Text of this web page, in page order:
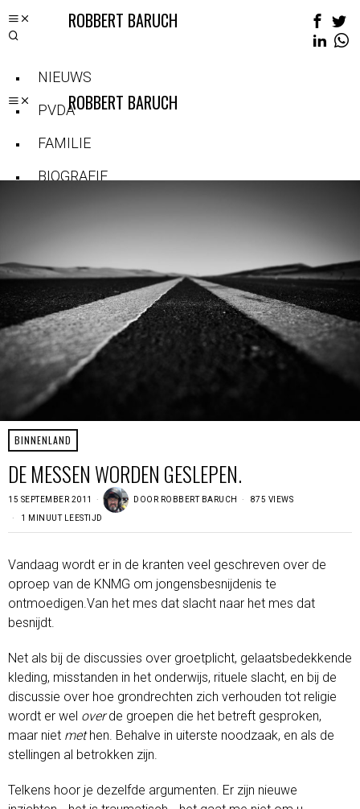
ROBBERT BARUCH
NIEUWS
PVDA
FAMILIE
BIOGRAFIE
ROBBERT BARUCH
BINNENLAND
DE MESSEN WORDEN GESLEPEN.
15 SEPTEMBER 2011 DOOR ROBBERT BARUCH 875 VIEWS
1 MINUUT LEESTIJD
Vandaag wordt er in de kranten veel geschreven over de
oproep van de KNMG om jongensbesnijdenis te
ontmoedigen.Van het mes dat slacht naar het mes dat
besnijdt.
Net als bij de discussies over groetplicht, gelaatsbedekkende
kleding, misstanden in het onderwijs, rituele slacht, en bij de
discussie over hoe grondrechten zich verhouden tot religie
wordt er wel overde groepen die het betreft gesproken,
maar niet methen. Behalve in uiterste noodzaak, en als de
stellingen al betrokken zijn.
Telkens hoor je dezelfde argumenten. Er zijn nieuwe